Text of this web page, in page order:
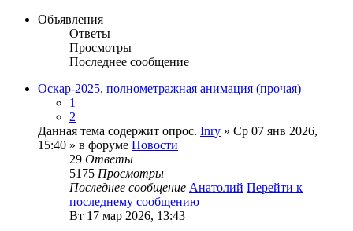
Объявления
Ответы
Просмотры
Последнее сообщение
Оскар-2025, полнометражная анимация (прочая)
1
2
Данная тема содержит опрос. Inry » Ср 07 янв 2026,
15:40 » в форуме Новости
29 Ответы
5175 Просмотры
Последнее сообщение Анатолий Перейти к
последнему сообщению
Вт 17 мар 2026, 13:43